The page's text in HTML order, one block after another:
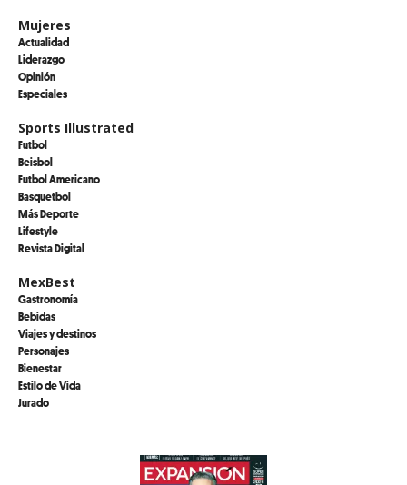
Mujeres
Actualidad
Liderazgo
Opinión
Especiales
Sports Illustrated
Futbol
Beisbol
Futbol Americano
Basquetbol
Más Deporte
Lifestyle
Revista Digital
MexBest
Gastronomía
Bebidas
Viajes y destinos
Personajes
Bienestar
Estilo de Vida
Jurado